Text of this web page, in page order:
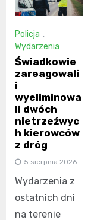
Policja ,
Wydarzenia
Świadkowie
zareagowali
i
wyeliminowa
li dwóch
nietrzeźwyc
h kierowców
z dróg
5 sierpnia 2026
Wydarzenia z
ostatnich dni
na terenie